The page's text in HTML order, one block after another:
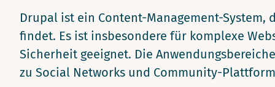
Drupal ist ein Content-Management-
findet. Es ist insbesondere für komplexe
Sicherheit geeignet. Die
zu Social Networks und Community-